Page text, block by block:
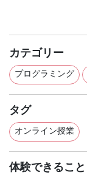
カテゴリー
プログラミング
タグ
オンライン授業
体験できること